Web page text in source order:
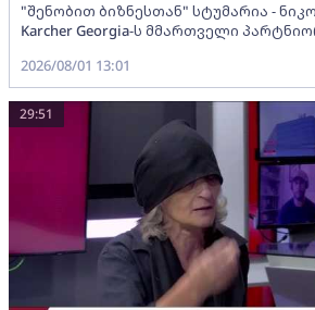
"შენობით ბიზნესთან" სტუმარია -
Karcher Georgia-ს მმართველი
2026/08/01 13:01
29:51